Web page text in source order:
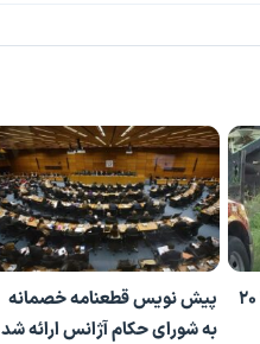
سقوط بالگرد نظامی آمریکا با ۲۰
پیش نویس قطعنامه خصمانه
به شورای حکام آژانس ارائه شد